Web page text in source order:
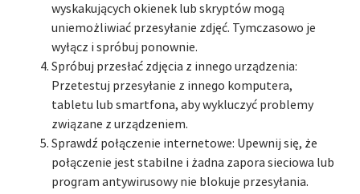
wyskakujących okienek lub skryptów mogą
uniemożliwiać przesyłanie zdjęć. Tymczasowo je
wyłącz i spróbuj ponownie.
Spróbuj przesłać zdjęcia z innego urządzenia:
Przetestuj przesyłanie z innego komputera,
tabletu lub smartfona, aby wykluczyć problemy
związane z urządzeniem.
Sprawdź połączenie internetowe: Upewnij się, że
połączenie jest stabilne i żadna zapora sieciowa lub
program antywirusowy nie blokuje przesyłania.